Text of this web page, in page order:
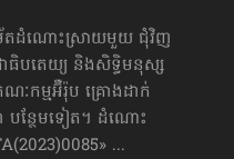
ម័តដំណោះស្រាយមួយ ជុំវិញ
ធិបតេយ្យ និងសិទ្ធិមនុស្ស
ៈកម្មអ៊ឺរ៉ុប គ្រោងដាក់​
ា បន្ថែមទៀត។ ដំណោះ
...